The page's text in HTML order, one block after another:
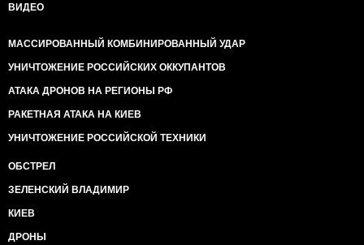
ВИДЕО
МАССИРОВАННЫЙ КОМБИНИРОВАННЫЙ УДАР
УНИЧТОЖЕНИЕ РОССИЙСКИХ ОККУПАНТОВ
АТАКА ДРОНОВ НА РЕГИОНЫ РФ
РАКЕТНАЯ АТАКА НА КИЕВ
УНИЧТОЖЕНИЕ РОССИЙСКОЙ ТЕХНИКИ
ОБСТРЕЛ
ЗЕЛЕНСКИЙ ВЛАДИМИР
КИЕВ
ДРОНЫ